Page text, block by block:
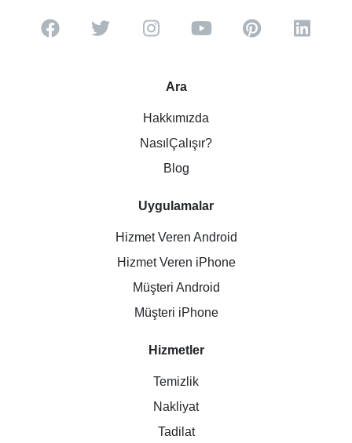
Ara
Hakkımızda
NasılÇalışır?
Blog
Uygulamalar
Hizmet Veren Android
Hizmet Veren iPhone
Müşteri Android
Müşteri iPhone
Hizmetler
Temizlik
Nakliyat
Tadilat